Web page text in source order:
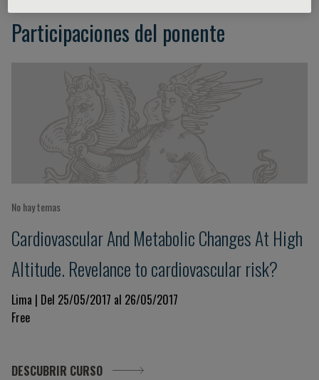
Participaciones del ponente
No hay temas
Cardiovascular And Metabolic Changes At High
Altitude. Revelance to cardiovascular risk?
Lima | Del 25/05/2017 al 26/05/2017
Free
DESCUBRIR CURSO